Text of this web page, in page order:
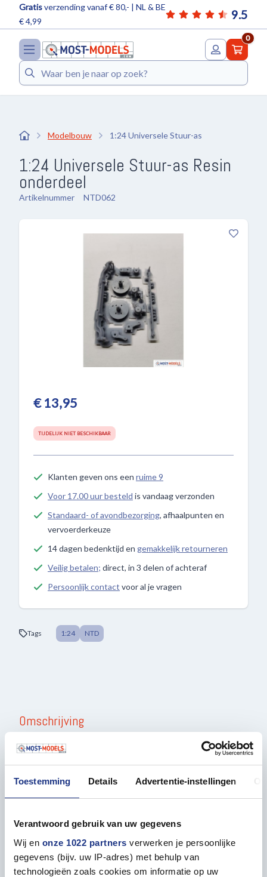
Toestemming Details Advertentie-instellingen
Verantwoord gebruik van uw gegevens
Wij en onze 1022 partners verwerken je persoonlijke
gegevens (bijv. uw IP-adres) met behulp van
technologieën zoals cookies om informatie op uw
9.5
Gratisverzending vanaf € 80,- | NL & BE
€ 4,99
0
Zoeken
Modelbouw 1:24 Universele Stuur-as
1:24 Universele Stuur-as Resin
onderdeel
Artikelnummer NTD062
€ 13,95
TIJDELIJK NIET BESCHIKBAAR
Klanten geven ons een ruime 9
Voor 17.00 uur besteld is vandaag verzonden
Standaard- of avondbezorging, afhaalpunten en
vervoerderkeuze
14 dagen bedenktijd en gemakkelijk retourneren
Veilig betalen; direct, in 3 delen of achteraf
Persoonlijk contact voor al je vragen
Tags 1:24 NTD
Omschrijving
Resin accessoires onderdeel in schaal 1:24 om uw
model vrachtwagen of trailer mooier te maken.
Het kan zijn dat deze onderdelen nog los gemaakt
Deze onderdelen hebben ten alle tijden
nabehandeling nodig. Vervolgens kunnen deze
geschilderd worden.